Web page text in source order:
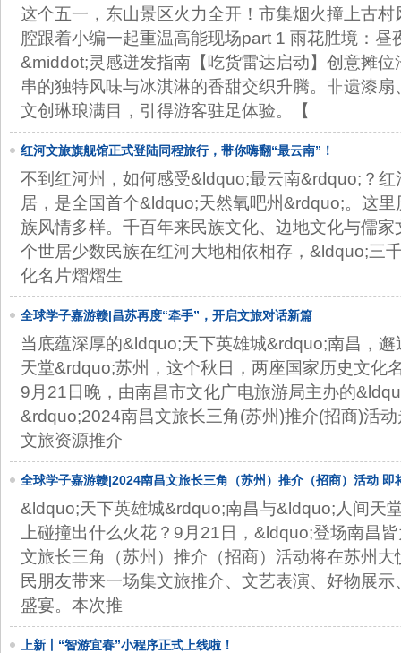
这个五一，东山景区火力全开！市集烟火撞上古
腔跟着小编一起重温高能现场part 1 雨花胜境：昼
&middot;灵感迸发指南【吃货雷达启动】创意摊
串的独特风味与冰淇淋的香甜交织升腾。非遗漆
文创琳琅满目，引得游客驻足体验。【
红河文旅旗舰馆正式登陆同程旅行，带你嗨翻“最云南”！
不到红河州，如何感受&ldquo;最云南&rdquo;？
居，是全国首个&ldquo;天然氧吧州&rdquo;。这
族风情多样。千百年来民族文化、边地文化与儒
个世居少数民族在红河大地相依相存，&ldquo;三
化名片熠熠生
全球学子嘉游赣|昌苏再度“牵手”，开启文旅对话新篇
当底蕴深厚的&ldquo;天下英雄城&rdquo;南昌，
天堂&rdquo;苏州，这个秋日，两座国家历史文化
9月21日晚，由南昌市文化广电旅游局主办的
&rdquo;2024南昌文旅长三角(苏州)推介(招商)活
文旅资源推介
全球学子嘉游赣|2024南昌文旅长三角（苏州）推介（招商）活动 即
&ldquo;天下英雄城&rdquo;南昌与&ldquo;人间天
上碰撞出什么火花？9月21日，&ldquo;登场南昌
文旅长三角（苏州）推介（招商）活动将在苏州
民朋友带来一场集文旅推介、文艺表演、好物展
盛宴。本次推
上新丨“智游宜春”小程序正式上线啦！